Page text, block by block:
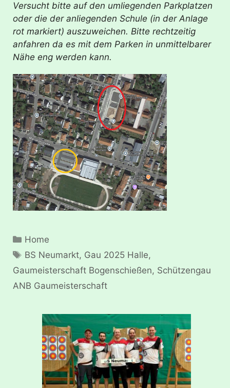
Versucht bitte auf den umliegenden Parkplatzen
oder die der anliegenden Schule (in der Anlage
rot markiert) auszuweichen. Bitte rechtzeitig
anfahren da es mit dem Parken in unmittelbarer
Nähe eng werden kann.
Kategorien
Home
Schlagwörter
BS Neumarkt, Gau 2025 Halle,
Gaumeisterschaft Bogenschießen, Schützengau
ANB Gaumeisterschaft